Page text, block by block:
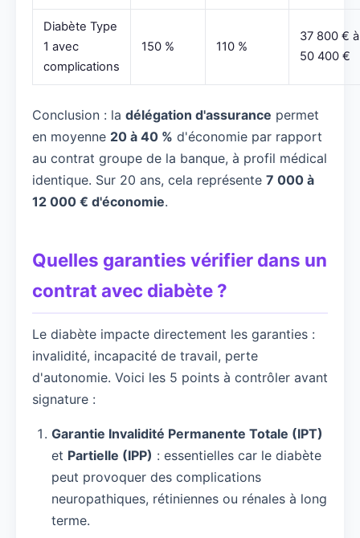
Diabète Type
1 avec
complications
150 % 110 %
37 800 € à
50 400 €
Conclusion : la délégation d'assurance permet
en moyenne 20 à 40 % d'économie par rapport
au contrat groupe de la banque, à profil médical
identique. Sur 20 ans, cela représente 7 000 à
12 000 € d'économie.
Quelles garanties vérifier dans un
contrat avec diabète ?
Le diabète impacte directement les garanties :
invalidité, incapacité de travail, perte
d'autonomie. Voici les 5 points à contrôler avant
signature :
Garantie Invalidité Permanente Totale (IPT)
et Partielle (IPP) : essentielles car le diabète
peut provoquer des complications
neuropathiques, rétiniennes ou rénales à long
terme.